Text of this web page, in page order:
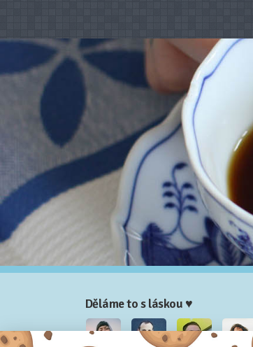
Děláme to s láskou ♥